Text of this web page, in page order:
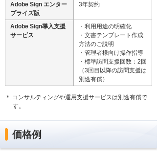
Adobe Sign エンター
プライズ版
3年契約
Adobe Sign導入支援
サービス
・利用用途の明確化
・文書テンプレート作成
方法のご説明
・管理者様向け操作指導
・標準訪問支援回数：2回
（3回目以降の訪問支援は
別途有償）
＊ コンサルティングや運用支援サービスは別途有償で
す。
価格例